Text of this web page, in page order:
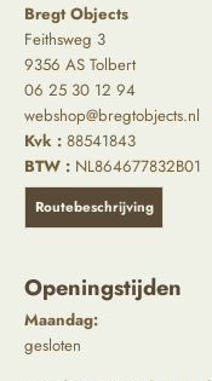
Bregt Objects
Feithsweg 3
9356 AS Tolbert
06 25 30 12 94
webshop@bregtobjects.nl
Kvk : 88541843
BTW : NL864677832B01
Routebeschrijving
Openingstijden
Maandag:
gesloten